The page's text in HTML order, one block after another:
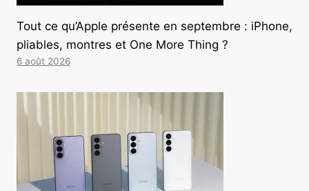
Tout ce qu’Apple présente en septembre : iPhone,
pliables, montres et One More Thing ?
6 août 2026